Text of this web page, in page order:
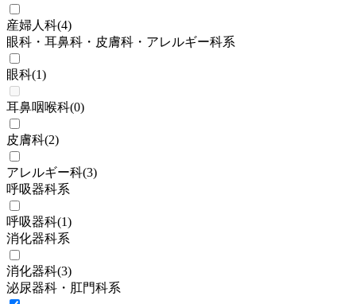
産婦人科(4)
眼科・耳鼻科・皮膚科・アレルギー科系
眼科(1)
耳鼻咽喉科(0)
皮膚科(2)
アレルギー科(3)
呼吸器科系
呼吸器科(1)
消化器科系
消化器科(3)
泌尿器科・肛門科系